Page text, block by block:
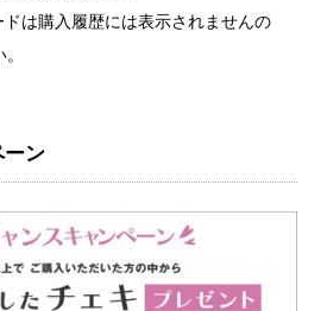
は購入履歴には表示されませんの
ン